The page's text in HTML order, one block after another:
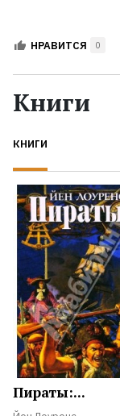
Авторы
Жанры
Экранизации
Коллекции
НРАВИТСЯ 0
Книги
КНИГИ
Пираты:...